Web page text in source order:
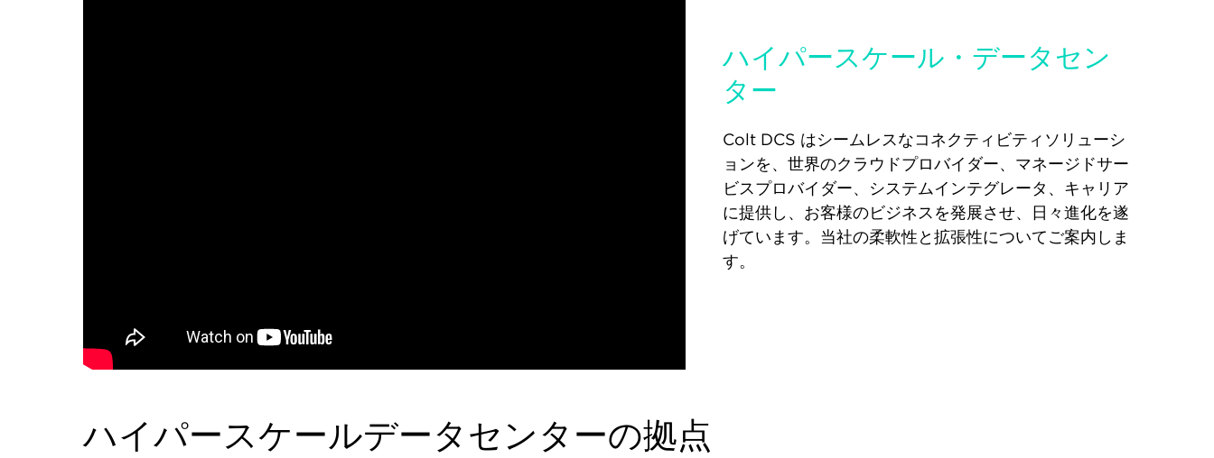
ハイパースケール・データセン
ター
Colt DCS はシームレスなコネクティビティソリューシ
ョンを、世界のクラウドプロバイダー、マネージドサー
ビスプロバイダー、システムインテグレータ、キャリア
に提供し、お客様のビジネスを発展させ、日々進化を遂
げています。当社の柔軟性と拡張性についてご案内しま
す。
ハイパースケールデータセンターの拠点